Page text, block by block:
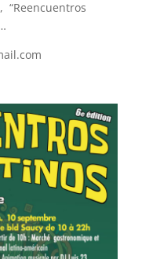
“Reencuentros